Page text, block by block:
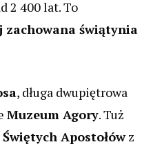
2 400 lat. To
zachowana świątynia
, długa dwupiętrowa
Muzeum Agory. Tuż
Apostołówz